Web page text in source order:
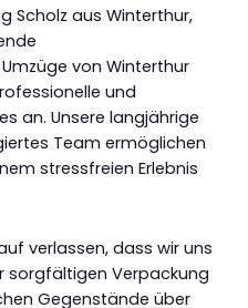
Scholz aus Winterthur,
von Winterthur
und
an. Unsere langjährige
Team ermöglichen
stressfreien Erlebnis
verlassen, dass wir uns
sorgfältigen Verpackung
Gegenstände über